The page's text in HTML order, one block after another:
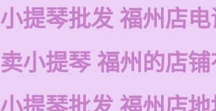
小提琴批发 福州店电
卖小提琴 福州的店